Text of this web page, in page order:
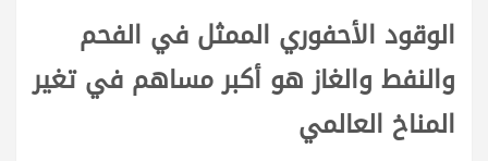
الوقود الأحفوري الممثل في الفحم
والنفط والغاز هو أكبر مساهم في تغير
المناخ العالمي